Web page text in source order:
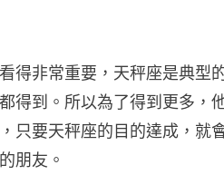
非常重要，天秤座是典型
得到。所以為了得到更多，
只要天秤座的目的達成，就
朋友。